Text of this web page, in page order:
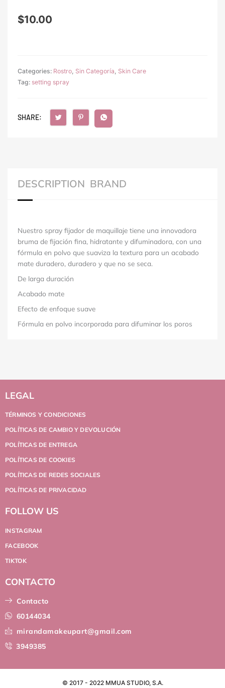
$10.00
Categories: Rostro Sin Categoría Skin Care
Tag: setting spray
SHARE:
DESCRIPTION BRAND
Nuestro spray fijador de maquillaje tiene una innovadora
bruma de fijación fina, hidratante y difuminadora, con una
fórmula en polvo que suaviza la textura para un acabado
mate duradero, duradero y que no se seca.
De larga duración
Acabado mate
Efecto de enfoque suave
Fórmula en polvo incorporada para difuminar los poros
LEGAL
TÉRMINOS Y CONDICIONES
POLÍTICAS DE CAMBIO Y DEVOLUCIÓN
POLÍTICAS DE ENTREGA
POLÍTICAS DE COOKIES
POLÍTICAS DE REDES SOCIALES
POLÍTICAS DE PRIVACIDAD
FOLLOW US
INSTAGRAM
FACEBOOK
TIKTOK
CONTACTO
Contacto
60144034
mirandamakeupart@gmail.com
3949385
© 2017 - 2022 MMUA STUDIO, S.A.